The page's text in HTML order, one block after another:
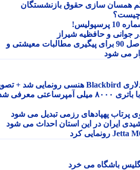
سازی حقوق بازنشستگان
و حافظیه شیراز
نشست ویژه کمیسیون اصل 90 برای پیگیری مطالبات معیشتی و
شود
گوشی M8 Power پوکو با باتری ۸۰۰۰ میلی آمپرساعتی معرفی شد
پهپادهای رزمی تبدیل می شود
ایران در این استان احداث می شود
باشگاه می خرد